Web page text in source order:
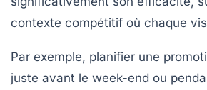
contexte compétitif où chaque
Par exemple, planifier une
juste avant le week-end ou